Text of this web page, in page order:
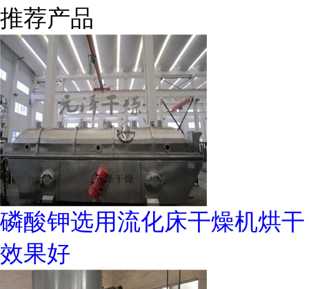
推荐产品
磷酸钾选用流化床干燥机烘干
效果好